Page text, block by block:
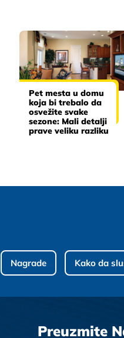
Pet mesta u domu
koja bi trebalo da
osvežite svake
sezone: Mali detalji
prave veliku razliku
Nagrade Kako da
Preuzmite